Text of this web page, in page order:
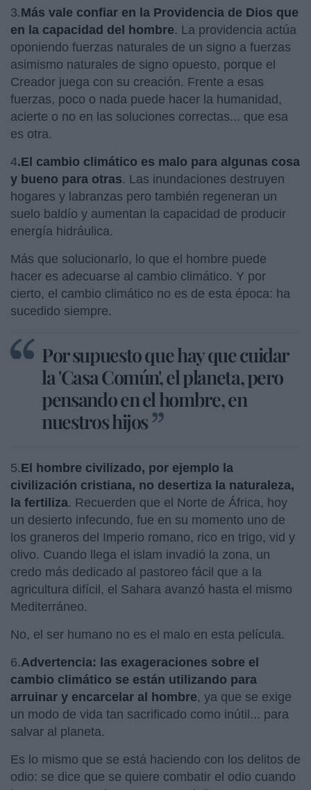
3.Más vale confiar en la Providencia de Dios que
en la capacidad del hombre. La providencia actúa
oponiendo fuerzas naturales de un signo a fuerzas
asimismo naturales de signo opuesto, porque el
Creador juega con su creación. Frente a esas
fuerzas, poco o nada puede hacer la humanidad,
acierte o no en las soluciones correctas... que esa
es otra.
4.El cambio climático es malo para algunas cosa
y bueno para otras. Las inundaciones destruyen
hogares y labranzas pero también regeneran un
suelo baldío y aumentan la capacidad de producir
energía hidráulica.
Más que solucionarlo, lo que el hombre puede
hacer es adecuarse al cambio climático. Y por
cierto, el cambio climático no es de esta época: ha
sucedido siempre.
Por supuesto que hay que cuidar
la 'Casa Común', el planeta, pero
pensando en el hombre, en
nuestros hijos
5.El hombre civilizado, por ejemplo la
civilización cristiana, no desertiza la naturaleza,
la fertiliza. Recuerden que el Norte de África, hoy
un desierto infecundo, fue en su momento uno de
los graneros del Imperio romano, rico en trigo, vid y
olivo. Cuando llega el islam invadió la zona, un
credo más dedicado al pastoreo fácil que a la
agricultura difícil, el Sahara avanzó hasta el mismo
Mediterráneo.
No, el ser humano no es el malo en esta película.
6.Advertencia: las exageraciones sobre el
cambio climático se están utilizando para
arruinar y encarcelar al hombre, ya que se exige
un modo de vida tan sacrificado como inútil... para
salvar al planeta.
Es lo mismo que se está haciendo con los delitos de
odio: se dice que se quiere combatir el odio cuando